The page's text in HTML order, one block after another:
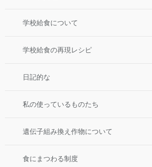
学校給食について
学校給食の再現レシピ
日記的な
私の使っているものたち
遺伝子組み換え作物について
食にまつわる制度